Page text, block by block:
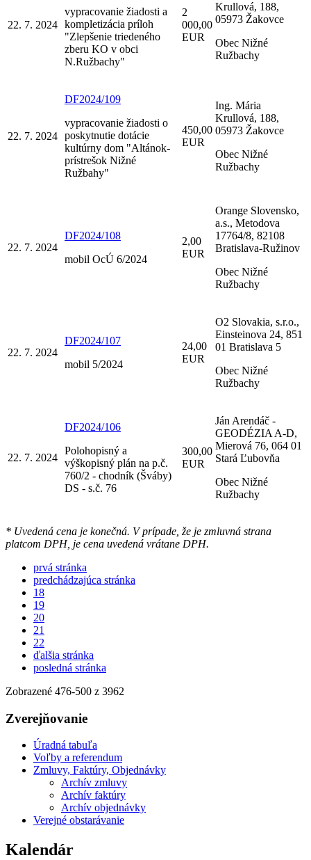
22. 7. 2024
vypracovanie žiadosti a
kompletizácia príloh
"Zlepšenie triedeného
zberu KO v obci
N.Ružbachy"
2
000,00
EUR
Krullová, 188,
05973 Žakovce
Obec Nižné
Ružbachy
22. 7. 2024
DF2024/109
vypracovanie žiadosti o
poskytnutie dotácie
kultúrny dom "Altánok-
prístrešok Nižné
Ružbahy"
450,00
EUR
Ing. Mária
Krullová, 188,
05973 Žakovce
Obec Nižné
Ružbachy
22. 7. 2024
DF2024/108
mobil OcÚ 6/2024
2,00
EUR
Orange Slovensko,
a.s., Metodova
17764/8, 82108
Bratislava-Ružinov
Obec Nižné
Ružbachy
22. 7. 2024
DF2024/107
mobil 5/2024
24,00
EUR
O2 Slovakia, s.r.o.,
Einsteinova 24, 851
01 Bratislava 5
Obec Nižné
Ružbachy
22. 7. 2024
DF2024/106
Polohopisný a
výškopisný plán na p.č.
760/2 - chodník (Šváby)
DS - s.č. 76
300,00
EUR
Ján Arendáč -
GEODÉZIA A-D,
Mierová 76, 064 01
Stará Ľubovňa
Obec Nižné
Ružbachy
* Uvedená cena je konečná. V prípade, že je zmluvná strana
platcom DPH, je cena uvedená vrátane DPH.
prvá stránka
predchádzajúca stránka
18
19
20
21
22
ďalšia stránka
posledná stránka
Zobrazené 476-500 z 3962
Zverejňovanie
Úradná tabuľa
Voľby a referendum
Zmluvy, Faktúry, Objednávky
Archív zmluvy
Archív faktúry
Archív objednávky
Verejné obstarávanie
Kalendár